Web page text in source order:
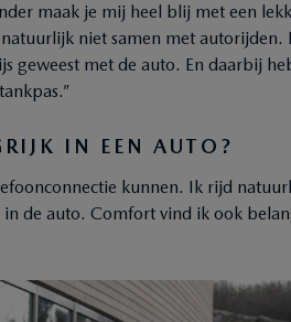
maak je mij heel blij met een
niet samen met
geweest met de auto. En daarbij
IN EEN AUTO?
kunnen. Ik rijd
de auto. Comfort vind ik ook